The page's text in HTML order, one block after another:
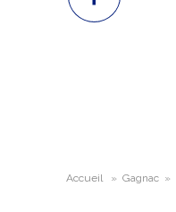
Accueil » Gagnac »